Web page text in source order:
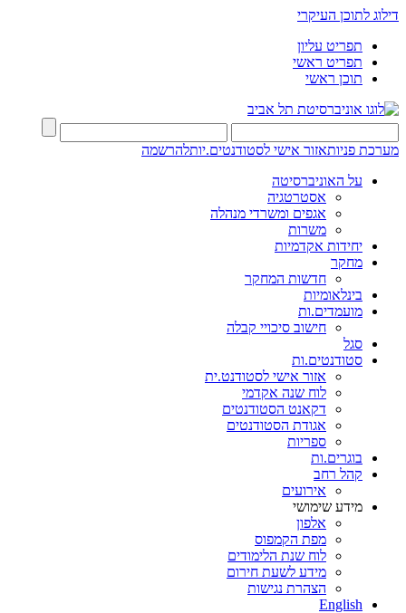
דילוג לתוכן העיקרי
תפריט עליון
תפריט ראשי
תוכן ראשי
מערכת פניותאזור אישי לסטודנטים.יותלהרשמה
על האוניברסיטה
אסטרטגיה
אגפים ומשרדי מנהלה
משרות
יחידות אקדמיות
מחקר
חדשות המחקר
בינלאומיות
מועמדים.ות
חישוב סיכויי קבלה
סגל
סטודנטים.ות
אזור אישי לסטודנט.ית
לוח שנה אקדמי
דקאנט הסטודנטים
אגודת הסטודנטים
ספריות
בוגרים.ות
קהל רחב
אירועים
מידע שימושי
אלפון
מפת הקמפוס
לוח שנת הלימודים
מידע לשעת חירום
הצהרת נגישות
English